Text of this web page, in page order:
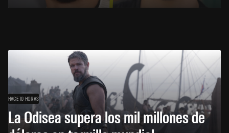
HACE 10 HORAS
La Odisea supera los mil millones de